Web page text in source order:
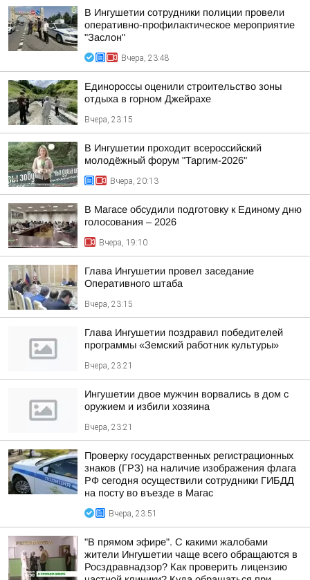
В Ингушетии сотрудники полиции провели
оперативно-профилактическое мероприятие
"Заслон"
Вчера, 23:48
Единороссы оценили строительство зоны
отдыха в горном Джейрахе
Вчера, 23:15
В Ингушетии проходит всероссийский
молодёжный форум "Таргим-2026"
Вчера, 20:13
В Магасе обсудили подготовку к Единому дню
голосования – 2026
Вчера, 19:10
Глава Ингушетии провел заседание
Оперативного штаба
Вчера, 23:15
Глава Ингушетии поздравил победителей
программы «Земский работник культуры»
Вчера, 23:21
Ингушетии двое мужчин ворвались в дом с
оружием и избили хозяина
Вчера, 23:21
Проверку государственных регистрационных
знаков (ГРЗ) на наличие изображения флага
РФ сегодня осуществили сотрудники ГИБДД
на посту во въезде в Магас
Вчера, 23:51
"В прямом эфире". С какими жалобами
жители Ингушетии чаще всего обращаются в
Росздравнадзор? Как проверить лицензию